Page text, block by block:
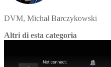
DVM, Michał Barczykowski
Altri di esta categoria